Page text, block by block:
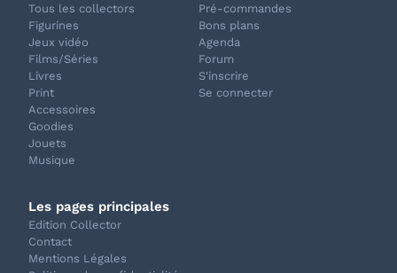
Tous les collectors
Figurines
Jeux vidéo
Films/Séries
Livres
Print
Accessoires
Goodies
Jouets
Musique
Pré-commandes
Bons plans
Agenda
Forum
S'inscrire
Se connecter
Les pages principales
Edition Collector
Contact
Mentions Légales